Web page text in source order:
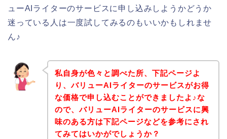
ューAIライターのサービスに申し込みしようかどうか
迷っている人は一度試してみるのもいいかもしれませ
ん♪
私自身が色々と調べた所、下記ページよ
り、バリューAIライターのサービスがお得
な価格で申し込むことができましたよ♪な
ので、バリューAIライターのサービスに興
味のある方は下記ページなどを参考にされ
てみてはいかがでしょうか？